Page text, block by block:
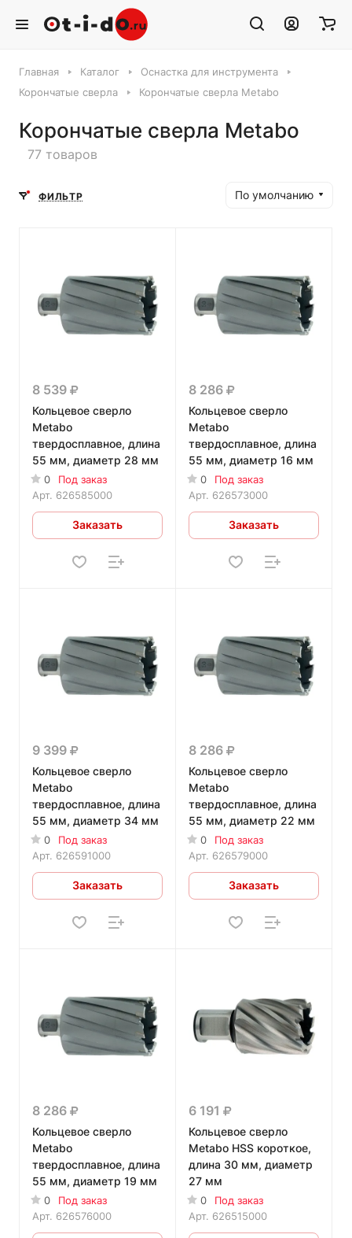
Главная Каталог
Оснастка для инструмента
Корончатые сверла
Корончатые сверла Metabo
Корончатые сверла Metabo
77 товаров
ФИЛЬТР По умолчанию
8 539
Кольцевое сверло
Metabo
твердосплавное, длина
55 мм, диаметр 28 мм
0
Под заказ
Арт. 626585000
Заказать
8 286
Кольцевое сверло
Metabo
твердосплавное, длина
55 мм, диаметр 16 мм
0
Под заказ
Арт. 626573000
Заказать
9 399
Кольцевое сверло
Metabo
твердосплавное, длина
55 мм, диаметр 34 мм
0
Под заказ
Арт. 626591000
Заказать
8 286
Кольцевое сверло
Metabo
твердосплавное, длина
55 мм, диаметр 22 мм
0
Под заказ
Арт. 626579000
Заказать
8 286
Кольцевое сверло
Metabo
твердосплавное, длина
55 мм, диаметр 19 мм
0
Под заказ
Арт. 626576000
6 191
Кольцевое сверло
Metabo HSS короткое,
длина 30 мм, диаметр
27 мм
0
Под заказ
Арт. 626515000